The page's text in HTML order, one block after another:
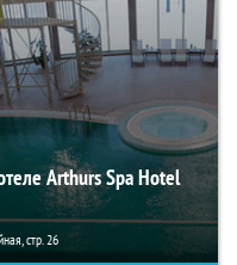
Arthurs Spa Hotel
стр. 26